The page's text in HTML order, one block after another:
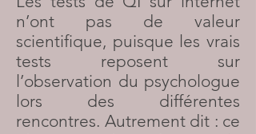
n’ont pas de valeur
scientifique, puisque les vrais
tests reposent sur
l’observation du psychologue
lors des différentes
rencontres. Autrement dit : ce